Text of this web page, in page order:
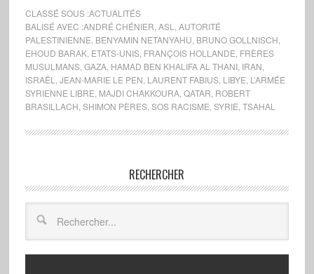
CLASSÉ SOUS :ACTUALITÉS
BALISÉ AVEC :ANDRÉ CHÉNIER ASL
AUTORITÉ
PALESTINIENNE BENYAMIN NETANYAHU BRUNO GOLLNISCH
EHOUD BARAK, ETATS-UNIS, FRANÇOIS HOLLANDE FRÈRES
MUSULMANS, GAZA, HAMAD BEN KHALIFA AL THANI, IRAN
ISRAËL
JEAN-MARIE LE PEN LAURENT FABIUS, LIBYE L’ARMÉE
SYRIENNE LIBRE MAJDI CHAKKOURA, QATAR ROBERT
BRASILLACH SHIMON PÈRES, SOS RACISME SYRIE TSAHAL
RECHERCHER